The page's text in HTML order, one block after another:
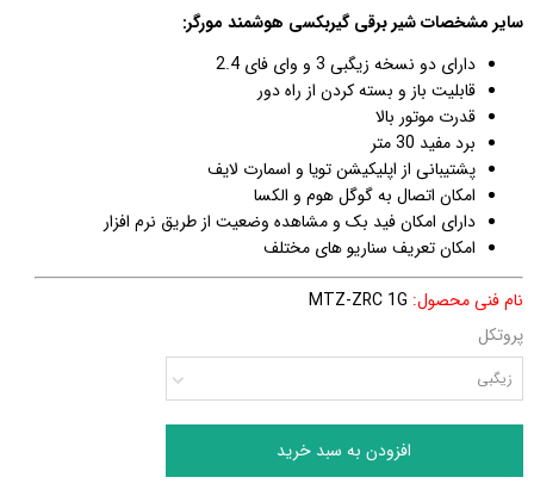
سایر مشخصات شیر برقی گیربکسی هوشمند مورگر:
دارای دو نسخه زیگبی 3 و وای فای 2.4
قابلیت باز و بسته کردن از راه دور
قدرت موتور بالا
برد مفید 30 متر
پشتیبانی از اپلیکیشن تویا و اسمارت لایف
امکان اتصال به گوگل هوم و الکسا
دارای امکان فید بک و مشاهده وضعیت از طریق نرم افزار
امکان تعریف سناریو های مختلف
نام فنی محصول: MTZ-ZRC 1G
پروتکل
زیگبی
افزودن به سبد خرید